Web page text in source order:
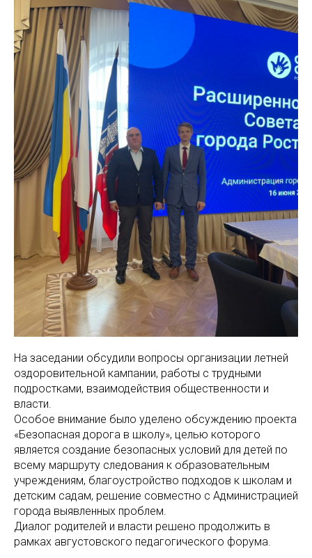
На заседании обсудили вопросы организации летней
оздоровительной кампании, работы с трудными
подростками, взаимодействия общественности и
власти.
Особое внимание было уделено обсуждению проекта
«Безопасная дорога в школу», целью которого
является создание безопасных условий для детей по
всему маршруту следования к образовательным
учреждениям, благоустройство подходов к школам и
детским садам, решение совместно с Администрацией
города выявленных проблем.
Диалог родителей и власти решено продолжить в
рамках августовского педагогического форума.